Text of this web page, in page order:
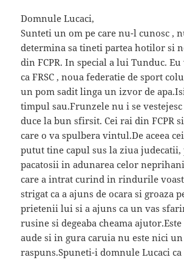
Domnule Lucaci,
Sunteti un om pe care nu-l cunosc ,
determina sa tineti partea hotilor si
din FCPR. In special a lui Tunduc.
ca FRSC , noua federatie de sport
un pom sadit linga un izvor de
timpul sau.Frunzele nu i se
duce la bun sfirsit. Cei rai din FCPR
care o va spulbera vintul.De aceea
putut tine capul sus la ziua judecatii,
pacatosii in adunarea celor
care a intrat curind in rindurile
strigat ca a ajuns de ocara si groaza
prietenii lui si a ajuns ca un vas
rusine si degeaba cheama
aude si in gura caruia nu este nici un
raspuns.Spuneti-i domnule Lucaci